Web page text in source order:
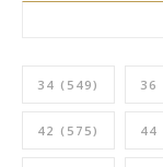
34 (549) 36
42 (575) 44